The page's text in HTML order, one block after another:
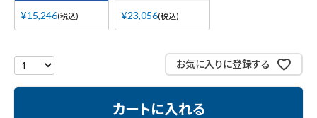
¥15,246 税込 ¥23,056 税込
お気に入りに登録する
カートに入れる